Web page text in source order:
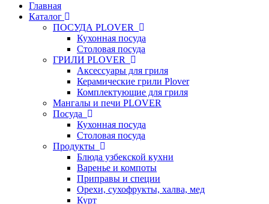
Главная
Каталог
ПОСУДА PLOVER
Кухонная посуда
Столовая посуда
ГРИЛИ PLOVER
Аксессуары для гриля
Керамические грили Plover
Комплектующие для гриля
Мангалы и печи PLOVER
Посуда
Кухонная посуда
Столовая посуда
Продукты
Блюда узбекской кухни
Варенье и компоты
Приправы и специи
Орехи, сухофрукты, халва, мед
Курт